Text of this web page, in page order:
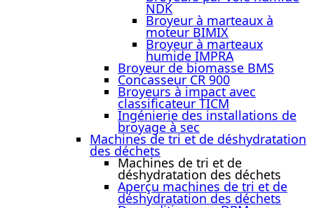
NDK
Broyeur à marteaux à
moteur BIMIX
Broyeur à marteaux
humide IMPRA
Broyeur de biomasse BMS
Concasseur CR 900
Broyeurs à impact avec
classificateur TICM
Ingénierie des installations de
broyage à sec
Machines de tri et de déshydratation
des déchets
Machines de tri et de
déshydratation des déchets
Aperçu machines de tri et de
déshydratation des déchets